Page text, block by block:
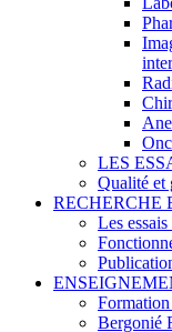
LES
Qualité et
RECHERCHE
Les
Bergonié